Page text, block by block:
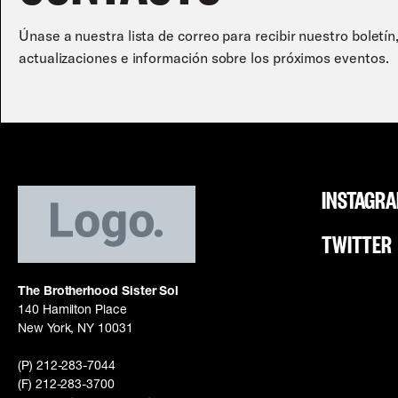
Únase a nuestra lista de correo para recibir nuestro
actualizaciones e información sobre los próximos eventos.
The Brotherhood Sister Sol
140 Hamilton Place
New York, NY 10031
(P) 212-283-7044
(F) 212-283-3700
TWITTER